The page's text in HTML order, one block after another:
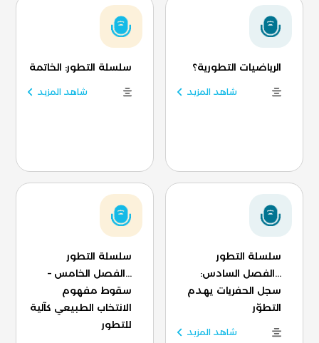
الرياضيات التطورية؟
شاهد المزيد
سلسلة التطور: الخاتمة
شاهد المزيد
سلسلة التطور
...الفصل السادس:
سجل الحفريات يهدم
التطوّر
شاهد المزيد
سلسلة التطور
...الفصل الخامس –
سقوط مفهوم
الانتخاب الطبيعي كآلية
للتطور